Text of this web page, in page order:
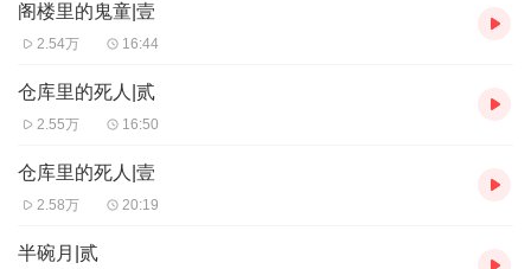
阁楼里的鬼童|壹
2.54万 16:44
仓库里的死人|贰
2.55万 16:50
仓库里的死人|壹
2.58万 20:19
半碗月|贰